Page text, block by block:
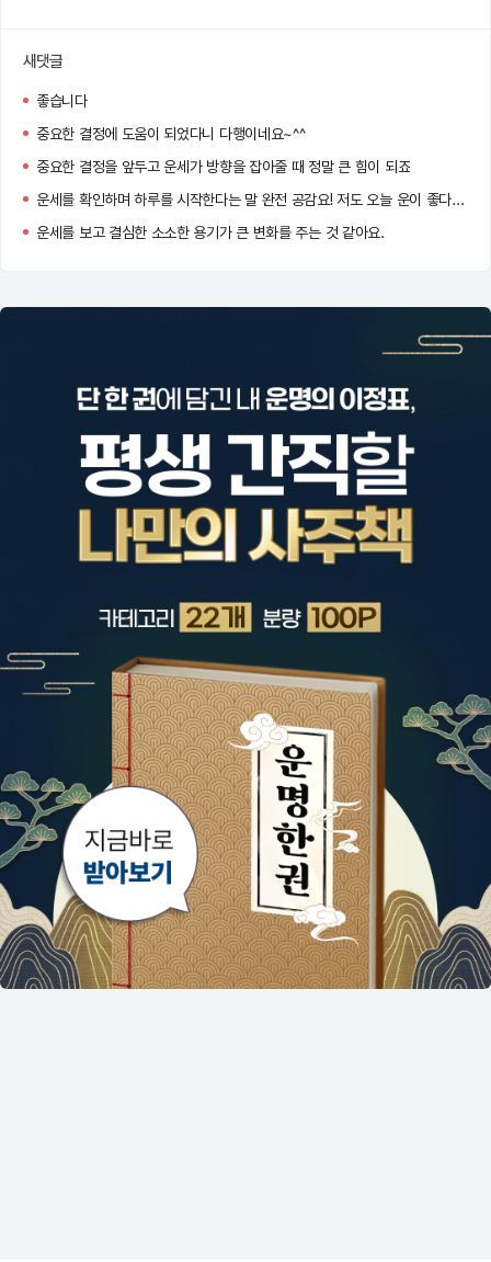
새댓글
좋습니다
중요한 결정에 도움이 되었다니 다행이네요~^^
중요한 결정을 앞두고 운세가 방향을 잡아줄 때 정말 큰 힘이 되죠
운세를 확인하며 하루를 시작한다는 말 완전 공감요! 저도 오늘 운이 좋다는 말에 왠지 더 자신감이 생기네용 ㅋㅋㅋ
운세를 보고 결심한 소소한 용기가 큰 변화를 주는 것 같아요.